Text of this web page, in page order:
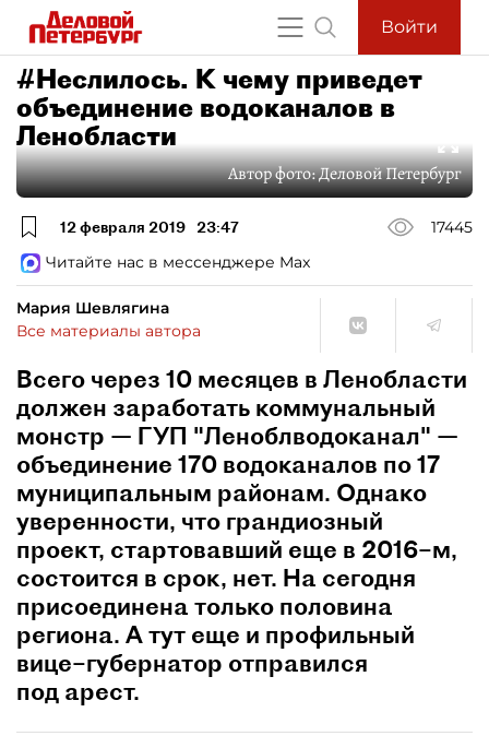
Войти
#Неслилось. К чему приведет
объединение водоканалов в
Ленобласти
Автор фото:Деловой Петербург
12 февраля 2019 23:47
17445
Читайте нас в мессенджере Max
Мария Шевлягина
Все материалы автора
Всего через 10 месяцев в Ленобласти
должен заработать коммунальный
монстр — ГУП "Леноблводоканал" —
объединение 170 водоканалов по 17
муниципальным районам. Однако
уверенности, что грандиозный
проект, стартовавший еще в 2016–м,
состоится в срок, нет. На сегодня
присоединена только половина
региона. А тут еще и профильный
вице–губернатор отправился
под арест.